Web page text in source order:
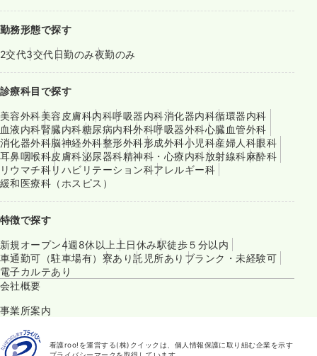
勤務形態で探す
2交代3交代日勤のみ夜勤のみ
診療科目で探す
美容外科美容皮膚科内科呼吸器内科消化器内科循環器内科
血液内科腎臓内科糖尿病内科外科呼吸器外科心臓血管外科
消化器外科脳神経外科整形外科形成外科小児科産婦人科眼科
耳鼻咽喉科皮膚科泌尿器科精神科・心療内科放射線科麻酔科
リウマチ科リハビリテーション科アレルギー科
緩和医療科（ホスピス）
特徴で探す
新規オープン4週8休以上 土日休み駅徒歩５分以内
車通勤可（駐車場有） 寮あり託児所あり ブランク・未経験可
電子カルテあり
会社概要
事業所案内
看護roo!を運営する(株)クイックは、個人情報保護に取り組む企業を示す